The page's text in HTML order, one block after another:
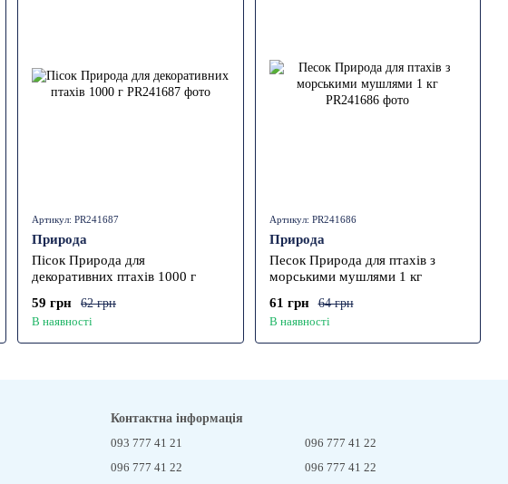
Артикул: PR241687
Природа
Пісок Природа для
декоративних птахів 1000 г
62 грн
59 грн
В наявності
Артикул: PR241686
Природа
Песок Природа для птахів з
морськими мушлями 1 кг
64 грн
61 грн
В наявності
Контактна інформація
093 777 41 21
096 777 41 22
096 777 41 22
096 777 41 22